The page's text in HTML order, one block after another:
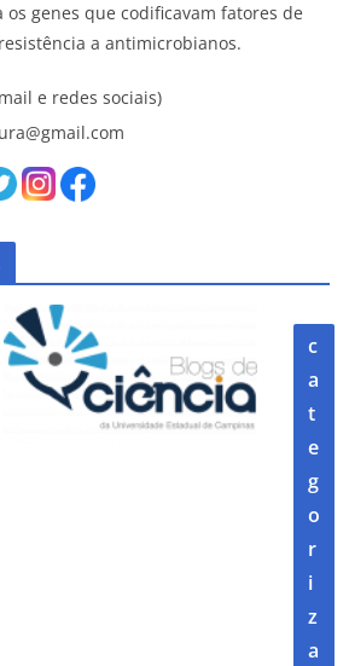
genes que codificavam fatores de
a antimicrobianos.
e redes sociais)
c
a
t
e
g
o
r
i
z
a